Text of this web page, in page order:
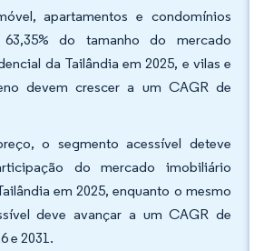
apartamentos e condomínios
63,35% do tamanho do mercado
da Tailândia em 2025, e vilas e
devem crescer a um CAGR de
o segmento acessível deteve
do mercado imobiliário
em 2025, enquanto o mesmo
deve avançar a um CAGR de
e 2031.